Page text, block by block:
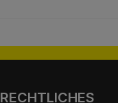
RECHTLICHES